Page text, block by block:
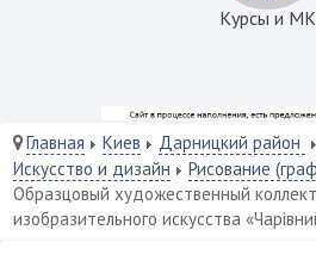
Курсы и МК
Главная Киев Дарницкий район
Искусство и дизайн
Рисование
Образцовый художественный
изобразительного искусства